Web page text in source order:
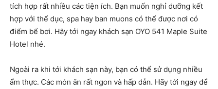
tích hợp rất nhiều các tiện ích. Bạn muốn nghỉ dưỡng kết
hợp với thể dục, spa hay ban muons có thể được nơi có
điểm bể bơi. Hãy tới ngay khách sạn OYO 541 Maple Suite
Hotel nhé.
Ngoài ra khi tới khách sạn này, bạn có thể sử dụng nhiều
ẩm thực. Các món ăn rất ngon và hấp dẫn. Hãy tới ngay để